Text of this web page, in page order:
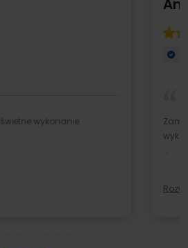
2022
ekspresowo. Fotoobraz